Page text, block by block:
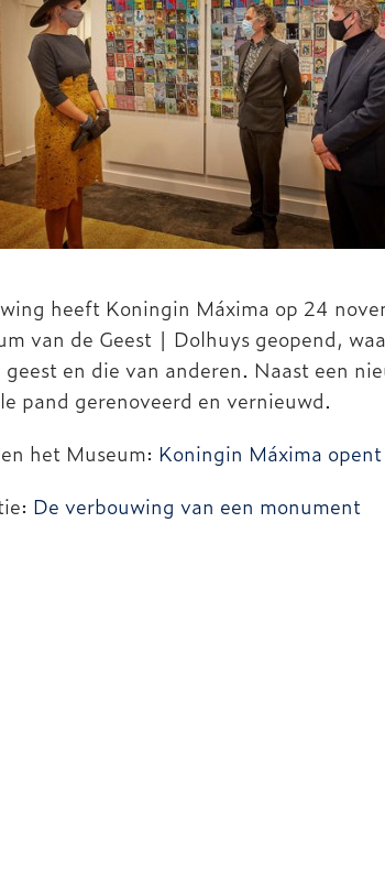
heeft Koningin Máxima op 24
van de Geest | Dolhuys geopend,
en die van anderen. Naast een
pand gerenoveerd en vernieuwd.
het Museum: Koningin Máxima
De verbouwing van een monument